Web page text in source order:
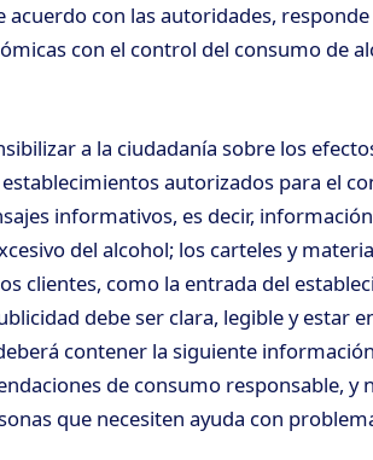
acuerdo con las autoridades,
con el control del consumo de
a la ciudadanía sobre los
autorizados para el
informativos, es decir,
del alcohol; los carteles y
clientes, como la entrada del
debe ser clara, legible y estar
contener la siguiente
de consumo responsable, y
que necesiten ayuda con